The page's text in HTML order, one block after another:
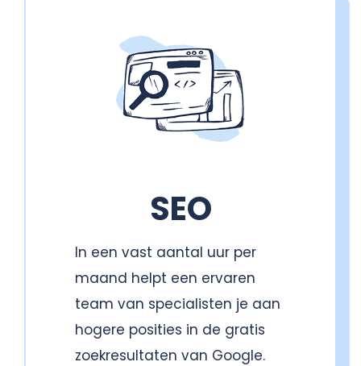
SEO
In een vast aantal uur per
maand helpt een ervaren
team van specialisten je aan
hogere posities in de gratis
zoekresultaten van Google.